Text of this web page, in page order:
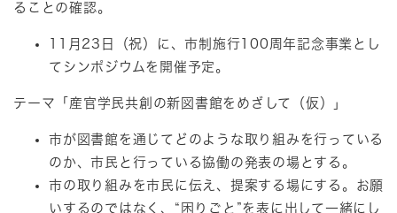
ることの確認。
11月23日（祝）に、市制施行100周年記念事業とし
てシンポジウムを開催予定。
テーマ「産官学民共創の新図書館をめざして（仮）」
市が図書館を通じてどのような取り組みを行っている
のか、市民と行っている協働の発表の場とする。
市の取り組みを市民に伝え、提案する場にする。お願
いするのではなく、“困りごと”を表に出して一緒にし